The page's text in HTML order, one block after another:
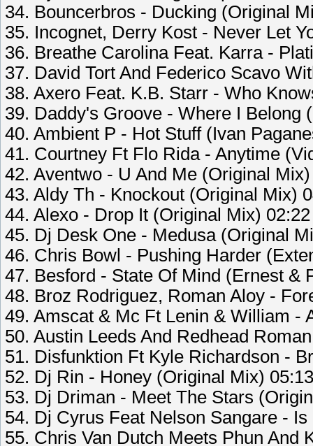
34. Bouncerbros - Ducking (Original
35. Incognet, Derry Kost - Never Let
36. Breathe Carolina Feat. Karra -
37. David Tort And Federico Scavo
38. Axero Feat. K.B. Starr - Who
39. Daddy's Groove - Where I Belong
40. Ambient P - Hot Stuff (Ivan
41. Courtney Ft Flo Rida - Anytime
42. Aventwo - U And Me (Original
43. Aldy Th - Knockout (Original Mix)
44. Alexo - Drop It (Original Mix) 02:22
45. Dj Desk One - Medusa (Original
46. Chris Bowl - Pushing Harder
47. Besford - State Of Mind (Ernest &
48. Broz Rodriguez, Roman Aloy -
49. Amscat & Mc Ft Lenin & William -
50. Austin Leeds And Redhead
51. Disfunktion Ft Kyle Richardson -
52. Dj Rin - Honey (Original Mix) 05:13
53. Dj Driman - Meet The Stars
54. Dj Cyrus Feat Nelson Sangare -
55. Chris Van Dutch Meets Phun And